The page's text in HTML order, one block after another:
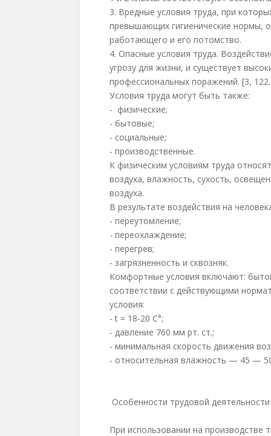
3. Вредные условия труда, при
превышающих гигиенические нормы,
работающего и его потомство.
4. Опасные условия труда.
угрозу для жизни, и существует
профессиональных поражений. [3,
Условия труда могут быть также:
- физические;
- бытовые;
- социальные;
- производственные.
К физическим условиям труда
воздуха, влажность, сухость,
воздуха.
В результате воздействия на
- переутомление;
- переохлаждение;
- перегрев;
- загрязненность и сквозняк.
Комфортные условия включают:
соответствии с действующими
условия:
- t = 18-20 С°;
- давление 760 мм рт. ст.;
- минимальная скорость движения
- относительная влажность — 45 —
Особенности трудовой
При использовании на